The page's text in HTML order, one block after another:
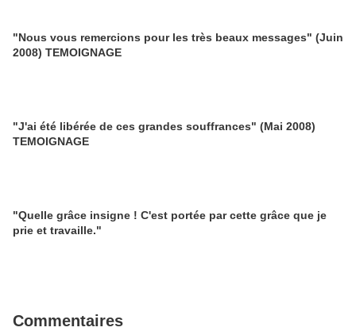
"Nous vous remercions pour les très beaux messages" (Juin
2008) TEMOIGNAGE
"J'ai été libérée de ces grandes souffrances" (Mai 2008)
TEMOIGNAGE
"Quelle grâce insigne ! C'est portée par cette grâce que je
prie et travaille."
Commentaires